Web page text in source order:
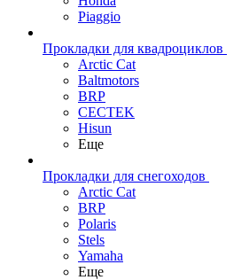
Piaggio
Прокладки для квадроциклов
Arctic Cat
Baltmotors
BRP
CECTEK
Hisun
Еще
Прокладки для снегоходов
Arctic Cat
BRP
Polaris
Stels
Yamaha
Еще